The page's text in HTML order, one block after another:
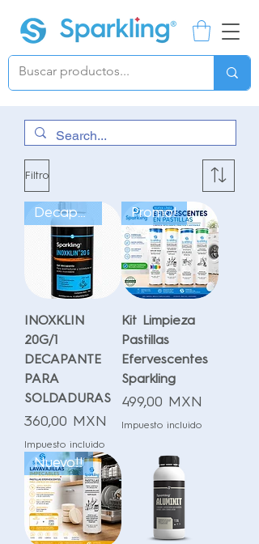
Filtro
Decapante
INOXKLIN
20G/1
DECAPANTE
PARA
SOLDADURAS
Precio
360,00 MXN
Impuesto incluido
Promo!
Kit Limpieza
Pastillas
Efervescentes
Sparkling
Precio
499,00 MXN
Impuesto incluido
Nuevo!!